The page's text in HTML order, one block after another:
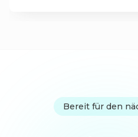
Bereit für den